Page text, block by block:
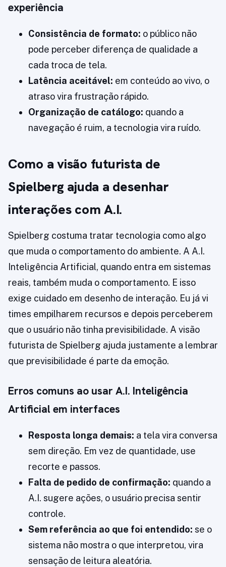
experiência
Consistência de formato: o público não
pode perceber diferença de qualidade a
cada troca de tela.
Latência aceitável: em conteúdo ao vivo, o
atraso vira frustração rápido.
Organização de catálogo: quando a
navegação é ruim, a tecnologia vira ruído.
Como a visão futurista de
Spielberg ajuda a desenhar
interações com A.I.
Spielberg costuma tratar tecnologia como algo
que muda o comportamento do ambiente. A A.I.
Inteligência Artificial, quando entra em sistemas
reais, também muda o comportamento. E isso
exige cuidado em desenho de interação. Eu já vi
times empilharem recursos e depois perceberem
que o usuário não tinha previsibilidade. A visão
futurista de Spielberg ajuda justamente a lembrar
que previsibilidade é parte da emoção.
Erros comuns ao usar A.I. Inteligência
Artificial em interfaces
Resposta longa demais: a tela vira conversa
sem direção. Em vez de quantidade, use
recorte e passos.
Falta de pedido de confirmação: quando a
A.I. sugere ações, o usuário precisa sentir
controle.
Sem referência ao que foi entendido: se o
sistema não mostra o que interpretou, vira
sensação de leitura aleatória.